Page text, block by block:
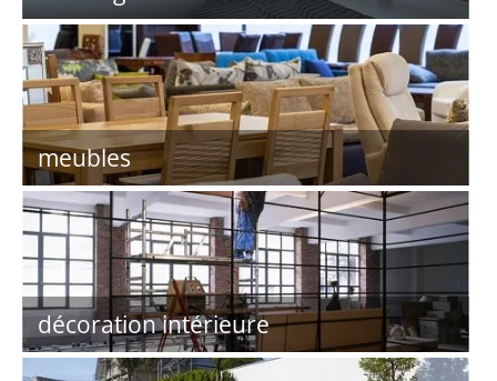
meubles
décoration intérieure